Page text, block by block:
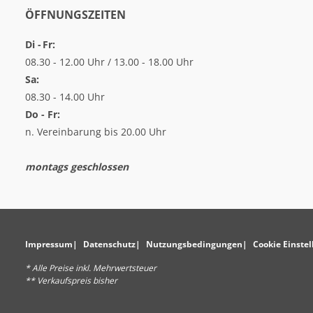
ÖFFNUNGSZEITEN
Di - Fr:
08.30 - 12.00 Uhr / 13.00 - 18.00 Uhr
Sa:
08.30 - 14.00 Uhr
Do - Fr:
n. Vereinbarung bis 20.00 Uhr
montags geschlossen
Impressum Datenschutz Nutzungsbedingungen
Cookie
* Alle Preise inkl. Mehrwertsteuer
** Verkaufspreis bisher